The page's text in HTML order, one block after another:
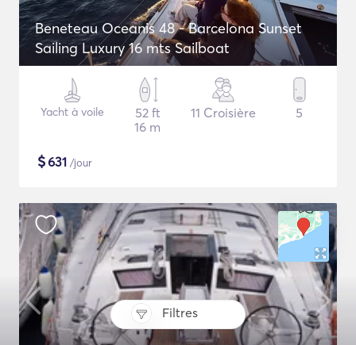
Filtres
Beneteau Oceanis 48 - Barcelona Sunset
Sailing Luxury 16 mts Sailboat
Yacht à voile
52 ft
16 m
11 Croisière 5
$631 /jour